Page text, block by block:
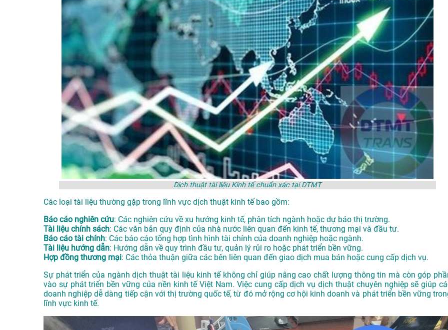
Dịch thuật tài liệu Kinh tế chuẩn xác tại DTMT
Các loại tài liệu thường gặp trong lĩnh vực dịch thuật kinh tế bao gồm:
Báo cáo nghiên cứu: Các nghiên cứu về xu hướng kinh tế, phân tích ngành hoặc dự báo thị trường.
Tài liệu chính sách: Các văn bản quy định của nhà nước liên quan đến kinh tế, thương mại và đầu tư.
Báo cáo tài chính: Các báo cáo tổng hợp tình hình tài chính của doanh nghiệp hoặc ngành.
Tài liệu hướng dẫn: Hướng dẫn về quy trình đầu tư, quản lý rủi ro hoặc phát triển bền vững.
Hợp đồng thương mại: Các thỏa thuận giữa các bên liên quan đến giao dịch mua bán hoặc cung cấp dịch vụ.
Sự phát triển của ngành dịch thuật tài liệu kinh tế không chỉ giúp nâng cao chất lượng thông tin mà còn góp
vào sự phát triển bền vững của nền kinh tế Việt Nam. Việc cung cấp dịch vụ dịch thuật chuyên nghiệp sẽ giúp
doanh nghiệp dễ dàng tiếp cận với thị trường quốc tế, từ đó mở rộng cơ hội kinh doanh và phát triển bền vững
lĩnh vực kinh tế.